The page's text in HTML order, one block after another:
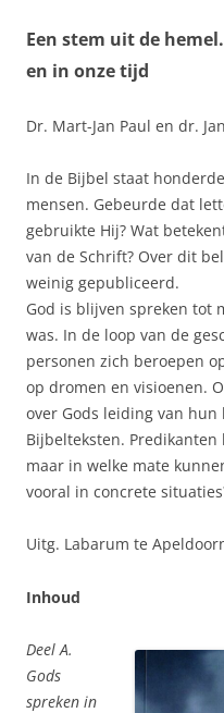
Een stem uit de
en in onze tijd
Dr. Mart-Jan Paul en dr.
In de Bijbel staat
mensen. Gebeurde dat
gebruikte Hij? Wat
van de Schrift? Over dit
weinig gepubliceerd.
God is blijven spreken tot
was. In de loop van de
personen zich beroepen
op dromen en visioenen.
over Gods leiding van
Bijbelteksten.
maar in welke mate
vooral in concrete
Uitg. Labarum te
Inhoud
Deel A.
Gods
spreken in